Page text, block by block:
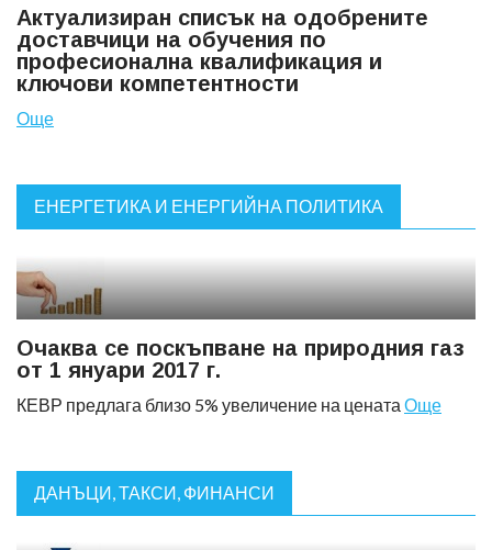
Актуализиран списък на одобрените
доставчици на обучения по
професионална квалификация и
ключови компетентности
Още
ЕНЕРГЕТИКА И ЕНЕРГИЙНА ПОЛИТИКА
Очаква се поскъпване на природния газ
от 1 януари 2017 г.
КЕВР предлага близо 5% увеличение на цената Още
ДАНЪЦИ, ТАКСИ, ФИНАНСИ